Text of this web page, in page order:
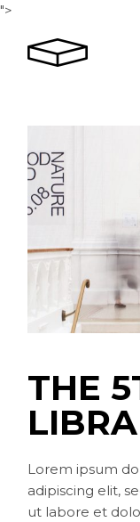
">
THE
Lorem ipsum
adipiscing elit,
ut labore et